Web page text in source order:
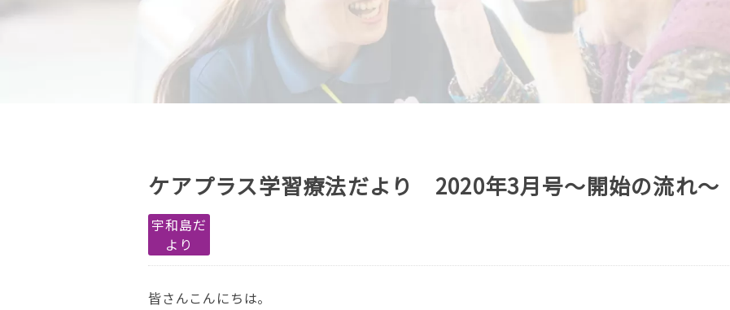
ケアプラス学習療法だより 2020年3月号～開始の流れ～
宇和島だ
より
皆さんこんにちは。